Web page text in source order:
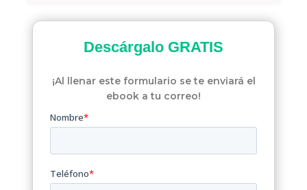
Descárgalo GRATIS
¡Al llenar este formulario se te enviará el
ebook a tu correo!